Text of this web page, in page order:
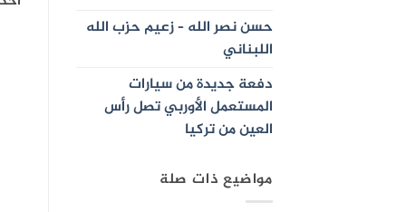
حسن نصر الله – زعيم حزب الله
اللبناني
دفعة جديدة من سيارات
المستعمل الأوربي تصل رأس
العين من تركيا
مواضيع ذات صلة